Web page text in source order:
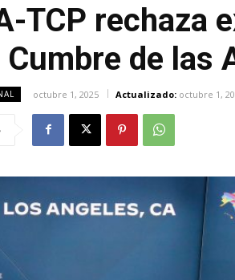
TCP rechaza
Cumbre de las
octubre 1, 2025 Actualizado: octubre 1,